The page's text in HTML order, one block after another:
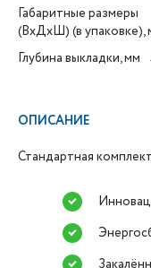
Габаритные размеры
(ВxДxШ) (в упаковке),
Глубина выкладки, мм
ОПИСАНИЕ
Стандартная